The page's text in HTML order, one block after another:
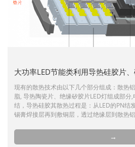
现有的散热技术由以下几个部分组成：散热
脂, 导热陶瓷片、绝缘矽胶片LED灯组成部分
结，导热硅胶其散热过程是：从LED的PN结
锡膏焊接层再到敷铜层，透过绝缘层到散热
→